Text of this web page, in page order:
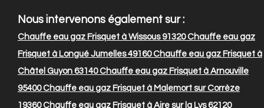
Nous intervenons également sur :
Chauffe eau gaz Frisquet à Wissous 91320Chauffe eau gaz
Frisquet à Longué Jumelles 49160Chauffe eau gaz Frisquet à
Châtel Guyon 63140Chauffe eau gaz Frisquet à Arnouville
95400Chauffe eau gaz Frisquet à Malemort sur Corrèze
19360Chauffe eau gaz Frisquet à Aire sur la Lys 62120